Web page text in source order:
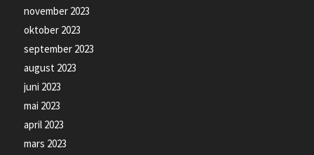
november 2023
oktober 2023
september 2023
august 2023
juni 2023
mai 2023
april 2023
mars 2023